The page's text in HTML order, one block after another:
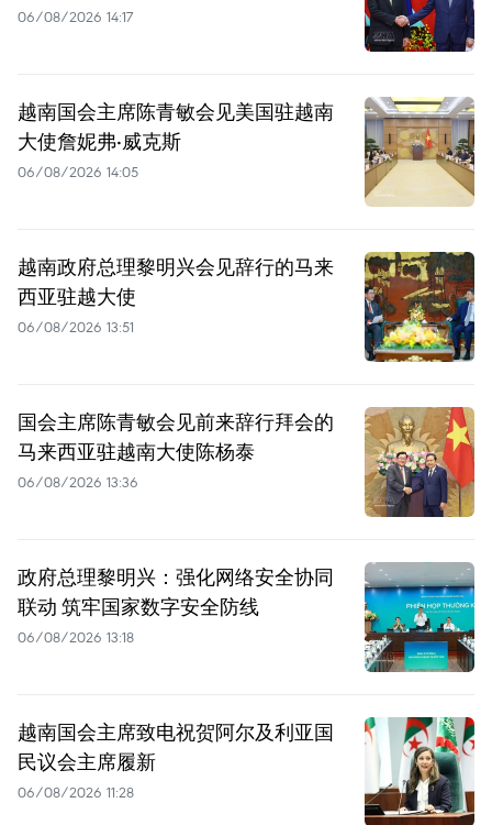
06/08/2026 14:17
越南国会主席陈青敏会见美国驻越南
大使詹妮弗·威克斯
06/08/2026 14:05
越南政府总理黎明兴会见辞行的马来
西亚驻越大使
06/08/2026 13:51
国会主席陈青敏会见前来辞行拜会的
马来西亚驻越南大使陈杨泰
06/08/2026 13:36
政府总理黎明兴：强化网络安全协同
联动 筑牢国家数字安全防线
06/08/2026 13:18
越南国会主席致电祝贺阿尔及利亚国
民议会主席履新
06/08/2026 11:28